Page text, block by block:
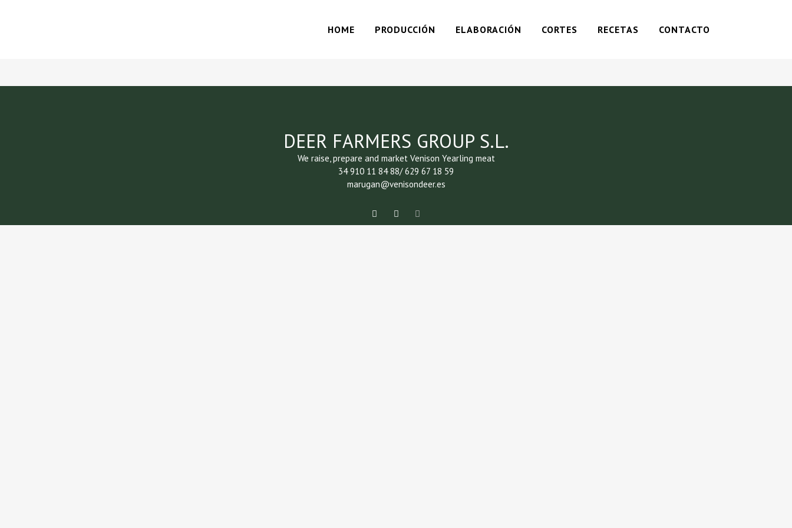
HOME PRODUCCIÓN ELABORACIÓN CORTES RECETAS CONTACTO
DEER FARMERS GROUP S.L.
We raise, prepare and market Venison Yearling meat
34 910 11 84 88/ 629 67 18 59
marugan@venisondeer.es